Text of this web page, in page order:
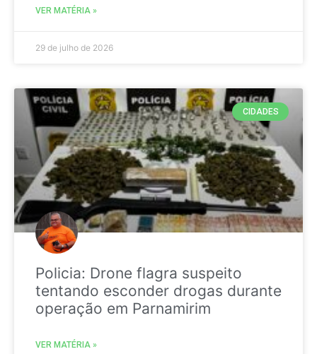
VER MATÉRIA »
29 de julho de 2026
CIDADES
Policia: Drone flagra suspeito
tentando esconder drogas durante
operação em Parnamirim
VER MATÉRIA »